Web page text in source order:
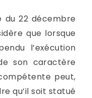
du 22 décembre
que lorsque
l’exécution
son caractère
peut,
qu’il soit statué